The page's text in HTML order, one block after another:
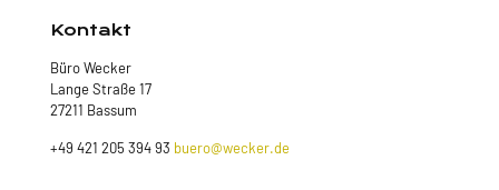
Kontakt
Büro Wecker
Lange Straße 17
27211 Bassum
+49 421 205 394 93 buero@wecker.de